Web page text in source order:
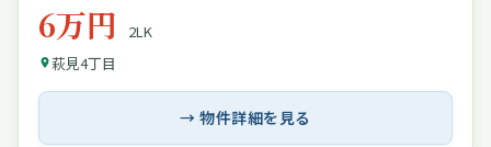
6万円
2LK
萩見4丁目
→ 物件詳細を見る